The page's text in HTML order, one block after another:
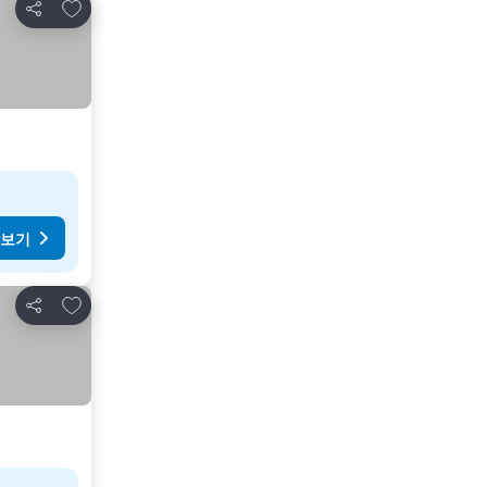
공유
즐겨찾기에 추가
기
공유
즐겨찾기에 추가